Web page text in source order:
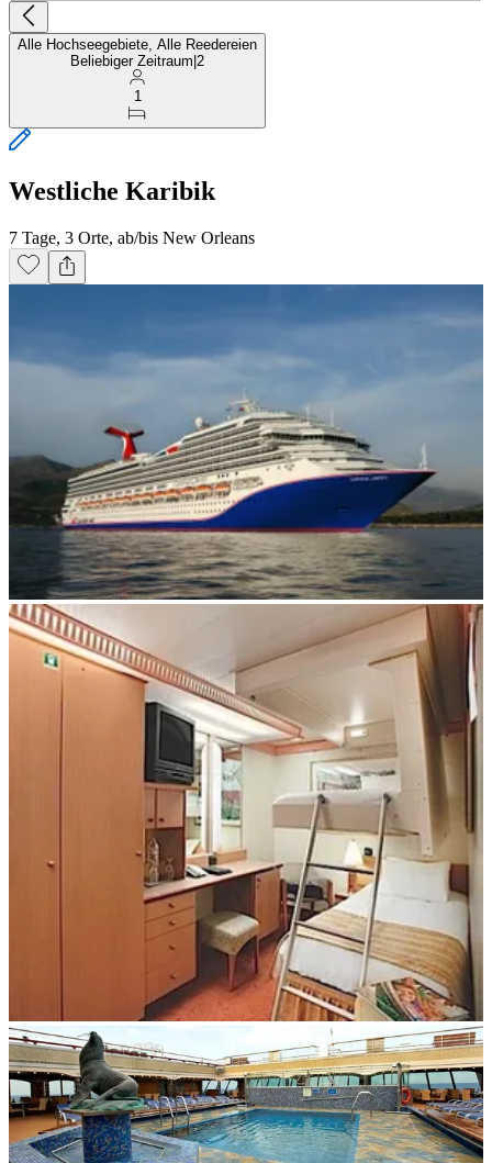
Alle Hochseegebiete, Alle Reedereien
Beliebiger Zeitraum 2
1
Westliche Karibik
7 Tage, 3 Orte, ab/bis New Orleans